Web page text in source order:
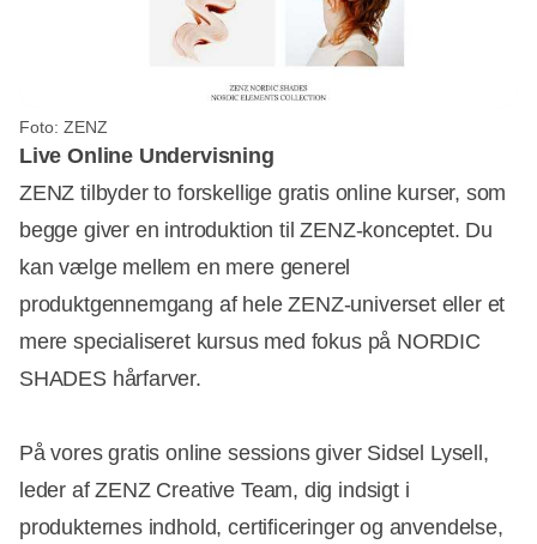
Foto: ZENZ
Live Online Undervisning
ZENZ tilbyder to forskellige gratis online kurser, som
begge giver en introduktion til ZENZ-konceptet. Du
kan vælge mellem en mere generel
produktgennemgang af hele ZENZ-universet eller et
mere specialiseret kursus med fokus på NORDIC
SHADES hårfarver.
På vores gratis online sessions giver Sidsel Lysell,
leder af ZENZ Creative Team, dig indsigt i
produkternes indhold, certificeringer og anvendelse,